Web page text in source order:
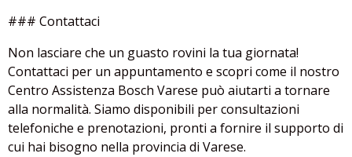
### Contattaci
Non lasciare che un guasto rovini la tua giornata!
Contattaci per un appuntamento e scopri come il nostro
Centro Assistenza Bosch Varese può aiutarti a tornare
alla normalità. Siamo disponibili per consultazioni
telefoniche e prenotazioni, pronti a fornire il supporto di
cui hai bisogno nella provincia di Varese.